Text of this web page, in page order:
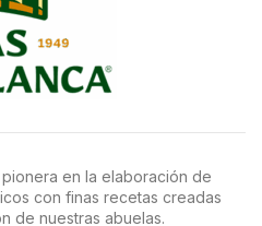
en la elaboración de
con finas recetas creadas
de nuestras abuelas.